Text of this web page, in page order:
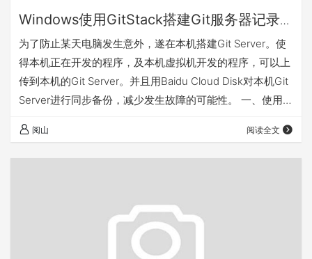
Windows使用GitStack搭建Git服务器记录-
日常笔记
为了防止某天电脑发生意外，遂在本机搭建Git Server。使
得本机正在开发的程序，及本机虚拟机开发的程序，可以上
传到本机的Git Server。并且用Baidu Cloud Disk对本机Git
Server进行同步备份，减少发生故障的可能性。 一、使用
便仓库、用户管理；而且可以方便查看Git log. 下载地址：
http://gitstack.com/download/ 我下载的版本：
阅山 阅读全文